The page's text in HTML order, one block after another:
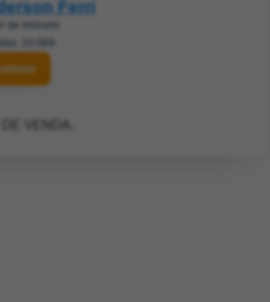
Ferri
de imóveis
10.068
VENDA.